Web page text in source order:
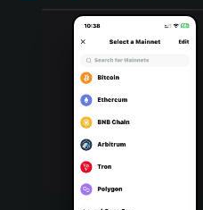
Italiano
Português (Portugal)
Bahasa Indonesia